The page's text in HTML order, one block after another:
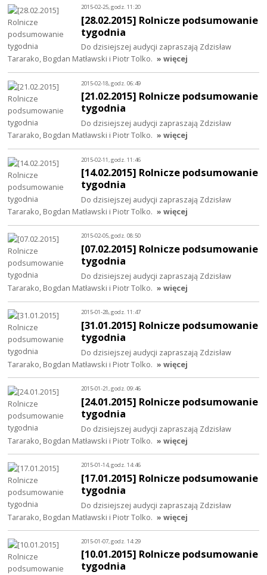
2015-02-25, godz. 11:20
[28.02.2015] Rolnicze podsumowanie
tygodnia
Do dzisiejszej audycji zapraszają Zdzisław
Tararako, Bogdan Matławski i Piotr Tolko. » więcej
2015-02-18, godz. 06:49
[21.02.2015] Rolnicze podsumowanie
tygodnia
Do dzisiejszej audycji zapraszają Zdzisław
Tararako, Bogdan Matławski i Piotr Tolko. » więcej
2015-02-11, godz. 11:46
[14.02.2015] Rolnicze podsumowanie
tygodnia
Do dzisiejszej audycji zapraszają Zdzisław
Tararako, Bogdan Matławski i Piotr Tolko. » więcej
2015-02-05, godz. 08:50
[07.02.2015] Rolnicze podsumowanie
tygodnia
Do dzisiejszej audycji zapraszają Zdzisław
Tararako, Bogdan Matławski i Piotr Tolko. » więcej
2015-01-28, godz. 11:47
[31.01.2015] Rolnicze podsumowanie
tygodnia
Do dzisiejszej audycji zapraszają Zdzisław
Tararako, Bogdan Matławski i Piotr Tolko. » więcej
2015-01-21, godz. 09:46
[24.01.2015] Rolnicze podsumowanie
tygodnia
Do dzisiejszej audycji zapraszają Zdzisław
Tararako, Bogdan Matławski i Piotr Tolko. » więcej
2015-01-14, godz. 14:46
[17.01.2015] Rolnicze podsumowanie
tygodnia
Do dzisiejszej audycji zapraszają Zdzisław
Tararako, Bogdan Matławski i Piotr Tolko. » więcej
2015-01-07, godz. 14:29
[10.01.2015] Rolnicze podsumowanie
tygodnia